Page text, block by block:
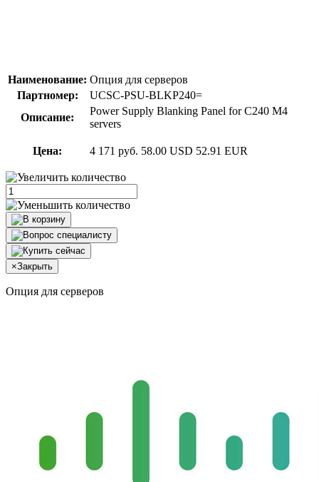
Наименование: Опция для серверов
Партномер:
UCSC-PSU-BLKP240=
Описание:
Power Supply Blanking Panel for C240 M4
servers
Цена: 4 171 руб. 58.00 USD 52.91 EUR
×Закрыть
Опция для серверов